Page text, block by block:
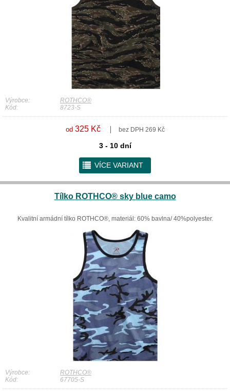
Výrobce:
ROTHCO®
Kód:
8723-S
od325 Kč bez DPH 269 Kč
3 - 10 dní
r VÍCE VARIANT
Tílko ROTHCO® sky blue camo
Kvalitní armádní tílko ROTHCO®, materiál: 60% bavlna/ 40%polyester.
Výrobce:
ROTHCO®
Kód:
67705-S